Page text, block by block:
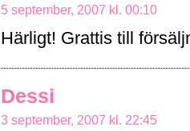
5 september, 2007 kl. 00:10
Härligt! Grattis till
Dessi
3 september, 2007 kl. 22:45